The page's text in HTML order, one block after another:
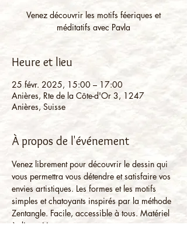
Venez découvrir les motifs féeriques et
méditatifs avec Pavla
Heure et lieu
25 févr. 2025, 15:00 – 17:00
Anières, Rte de la Côte-d'Or 3, 1247
Anières, Suisse
À propos de l'événement
Venez librement pour découvrir le dessin qui
vous permettra vous détendre et satisfaire vos
envies artistiques. Les formes et les motifs
simples et chatoyants inspirés par la méthode
Zentangle. Facile, accessible à tous. Matériel
à disposition.